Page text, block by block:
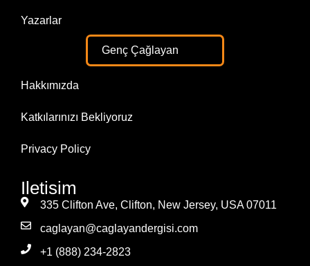
Yazarlar
Genç Çağlayan
Hakkımızda
Katkılarınızı Bekliyoruz
Privacy Policy
Iletisim
335 Clifton Ave, Clifton, New Jersey, USA 07011
caglayan@caglayandergisi.com
+1 (888) 234-2823